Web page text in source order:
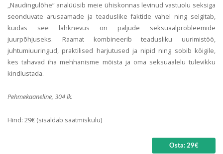
„Naudingulõhe“ analüüsib meie ühiskonnas levinud vastuolu seksiga
seonduvate arusaamade ja teaduslike faktide vahel ning selgitab,
kuidas see lahknevus on paljude seksuaalprobleemide
juurpõhjuseks. Raamat kombineerib teadusliku uurimistöö,
juhtumiuuringud, praktilised harjutused ja nipid ning sobib kõigile,
kes tahavad iha mehhanisme mõista ja oma seksuaalelu tulevikku
kindlustada.
Pehmekaaneline, 304 lk.
Hind: 29€ (sisaldab saatmiskulu)
Osta: 29€